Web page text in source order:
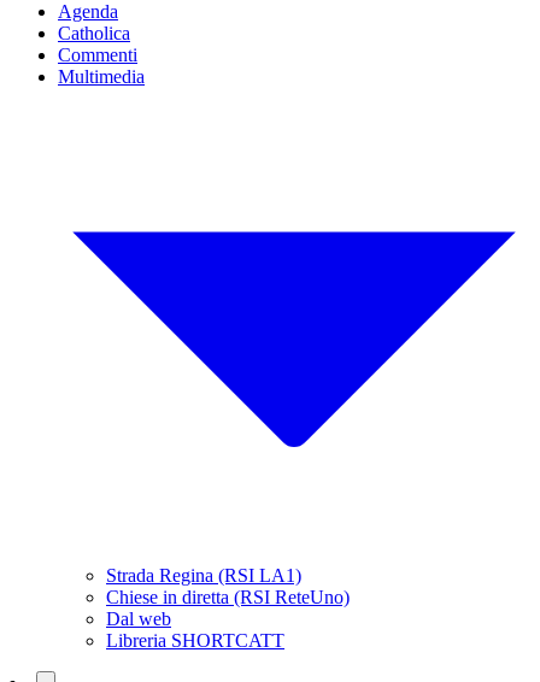
Agenda
Catholica
Commenti
Multimedia
Strada Regina (RSI LA1)
Chiese in diretta (RSI ReteUno)
Dal web
Libreria SHORTCATT